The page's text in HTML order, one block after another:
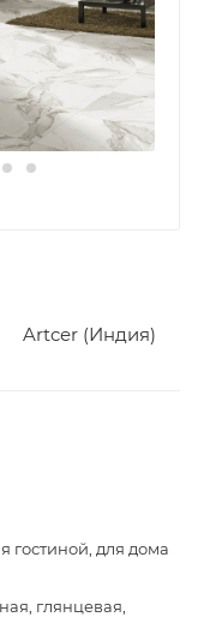
Artcer (Индия)
гостиной, для дома
глянцевая,